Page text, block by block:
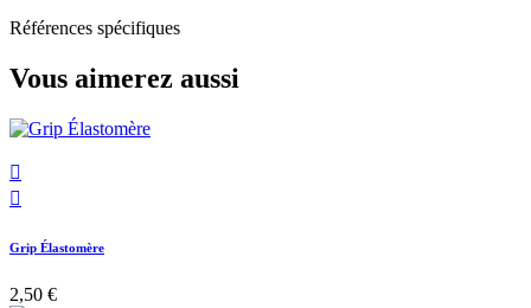
Références spécifiques
Vous aimerez aussi


Grip Élastomère
2,50 €